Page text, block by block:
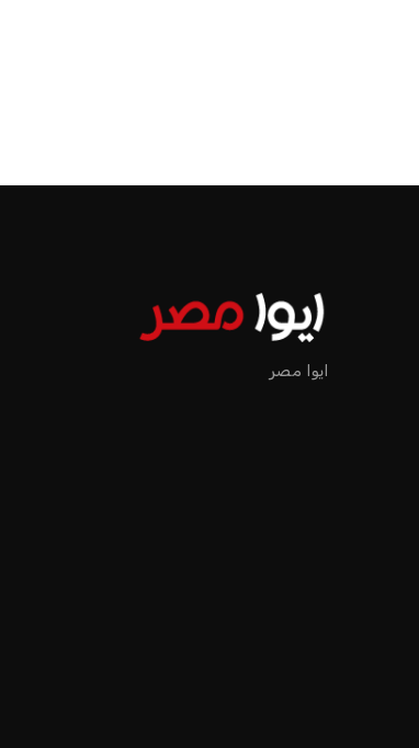
إنفانتينو يخطو نحو
عمر إبراهيم